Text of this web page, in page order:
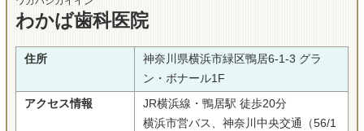
わかば歯科医院
住所
神奈川県横浜市緑区鴨居6-1-3 グラ
ン・ボナール1F
アクセス情報
JR横浜線・鴨居駅 徒歩20分
横浜市営バス、神奈川中央交通（56/1